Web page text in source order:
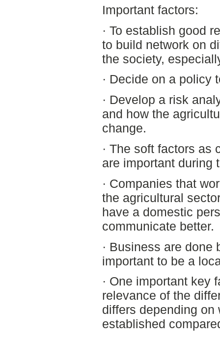
Important factors:
· To establish good
to build network on
the society,
· Decide on a policy
· Develop a risk
and how the
change.
· The soft factors as
are important during
· Companies that
the agricultural
have a domestic
communicate better.
· Business are done
important to be a
· One important key
relevance of the
differs depending
established